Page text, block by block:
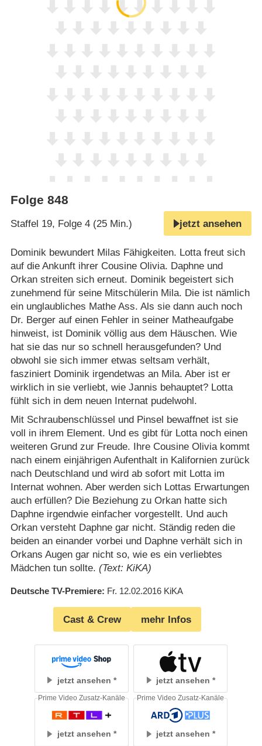
Folge 848
Staffel 19, Folge 4 (25 Min.) jetzt ansehen
Dominik bewundert Milas Fähigkeiten. Lotta freut sich
auf die Ankunft ihrer Cousine Olivia. Daphne und
Orkan streiten sich erneut. Dominik begeistert sich
zunehmend für seine Mitschülerin Mila. Die ist nämlich
ein unglaubliches Mathe Ass. Als sie dann auch noch
Dr. Berger auf einen Fehler in seiner Matheaufgabe
hinweist, ist Dominik völlig aus dem Häuschen. Wie
hat sie das nur so schnell herausgefunden? Und
obwohl sie sich immer etwas seltsam verhält,
fasziniert Dominik irgendetwas an Mila. Aber ist er
wirklich in sie verliebt, wie Jannis behauptet? Lotta
fühlt sich in dem neuen Internat pudelwohl.
Mit Schraubenschlüssel und Pinsel bewaffnet ist sie
voll in ihrem Element. Und es gibt für Lotta noch einen
weiteren Grund zur Freude. Ihre Cousine Olivia kommt
nach einem einjährigen Aufenthalt in Kalifornien zurück
nach Deutschland und wird ab sofort mit Lotta im
Internat wohnen. Aber werden sich Lottas Erwartungen
auch erfüllen? Die Beziehung zu Orkan hatte sich
Daphne irgendwie einfacher vorgestellt. Und auch
Orkan versteht Daphne gar nicht. Ständig reden die
beiden an einander vorbei und Daphne verhält sich in
Orkans Augen gar nicht so, wie es ein verliebtes
Mädchen tun sollte. (Text: KiKA)
Deutsche TV-Premiere Fr. 12.02.2016 KiKA
Cast & Crew mehr Infos
jetzt ansehen jetzt ansehen
jetzt ansehen
Prime Video Zusatz-Kanäle
jetzt ansehen
Prime Video Zusatz-Kanäle